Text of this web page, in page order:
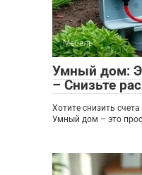
Мебель
Умный дом:
– Снизьте
Хотите снизить
Умный дом – это